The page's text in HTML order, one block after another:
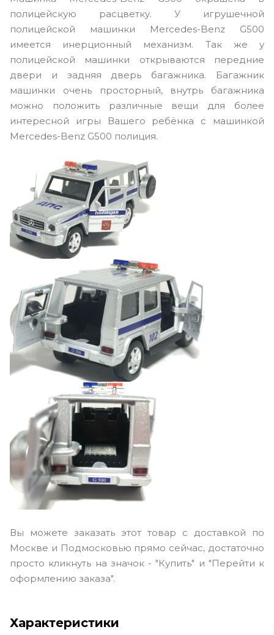
полицейскую расцветку. У игрушечной
полицейской машинки Mercedes-Benz G500
имеется инерционный механизм. Так же у
полицейской машинки открываются передние
двери и задняя дверь багажника. Багажник
машинки очень просторный, внутрь багажника
можно положить различные вещи для более
интересной игры Вашего ребёнка с машинкой
Mercedes-Benz G500 полиция.
Вы можете заказать этот товар с доставкой по
Москве и Подмосковью прямо сейчас, достаточно
просто кликнуть на значок - "Купить" и "Перейти к
оформлению заказа".
Характеристики